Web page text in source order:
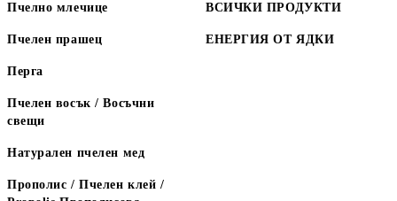
Пчелно млечице
Пчелен прашец
Перга
Пчелен восък / Восъчни
свещи
Натурален пчелен мед
Прополис / Пчелен клей /
ВСИЧКИ ПРОДУКТИ
ЕНЕРГИЯ ОТ ЯДКИ